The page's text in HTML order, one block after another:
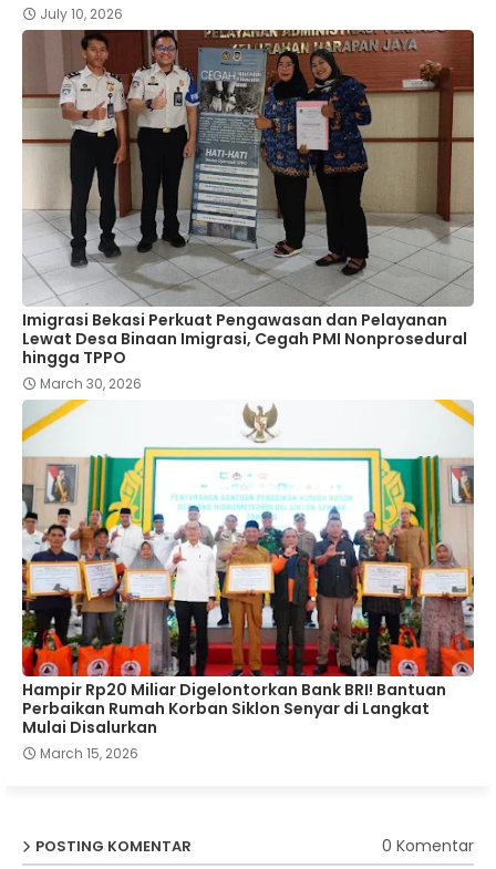
July 10, 2026
Imigrasi Bekasi Perkuat Pengawasan dan Pelayanan
Lewat Desa Binaan Imigrasi, Cegah PMI Nonprosedural
hingga TPPO
March 30, 2026
Hampir Rp20 Miliar Digelontorkan Bank BRI! Bantuan
Perbaikan Rumah Korban Siklon Senyar di Langkat
Mulai Disalurkan
March 15, 2026
POSTING KOMENTAR 0 Komentar